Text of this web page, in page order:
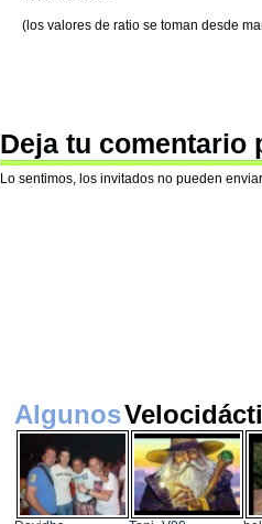
(los valores de ratio se toman desde
Deja tu comentario
Lo sentimos, los invitados no pueden
Algunos